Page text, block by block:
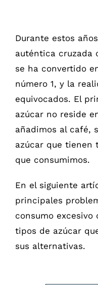
Durante estos
auténtica cruzada
se ha convertido
número 1, y la
equivocados. El
azúcar no reside
añadimos al café,
azúcar que tienen
que consumimos.
En el siguiente
principales
consumo excesivo
tipos de azúcar
sus alternativas.